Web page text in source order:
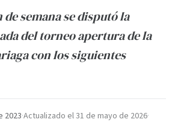
de semana se disputó la
del torneo apertura de la
con los siguientes
2023·Actualizado el31 de mayo de 2026·